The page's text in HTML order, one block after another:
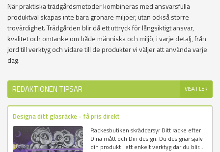
När praktiska trädgårdsmetoder kombineras med ansvarsfulla
produktval skapas inte bara grönare miljöer, utan också större
trovärdighet. Trädgården blir då ett uttryck för långsiktigt ansvar,
kvalitet och omtanke om både människa och miljö, i varje detalj, från
jord till verktyg och vidare till de produkter vi väljer att använda varje
dag.
REDAKTIONEN TIPSAR VISA FLER
Designa ditt glasräcke - få pris direkt
Räckesbutiken skräddarsyr Ditt räcke efter
Dina mått och Din design. Du designar själv
din produkt i ett enkelt verktyg där du blir...